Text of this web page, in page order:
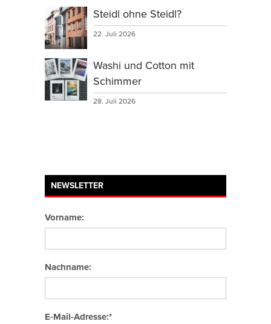
Steidl ohne Steidl?
22. Juli 2026
Washi und Cotton mit
Schimmer
28. Juli 2026
NEWSLETTER
Vorname:
Nachname:
E-Mail-Adresse:*